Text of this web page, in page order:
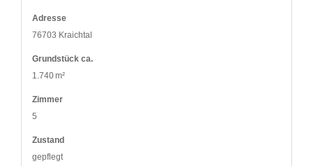
Adresse
76703 Kraichtal
Grund­stück ca.
1.740 m²
Zimmer
5
Zustand
gepflegt